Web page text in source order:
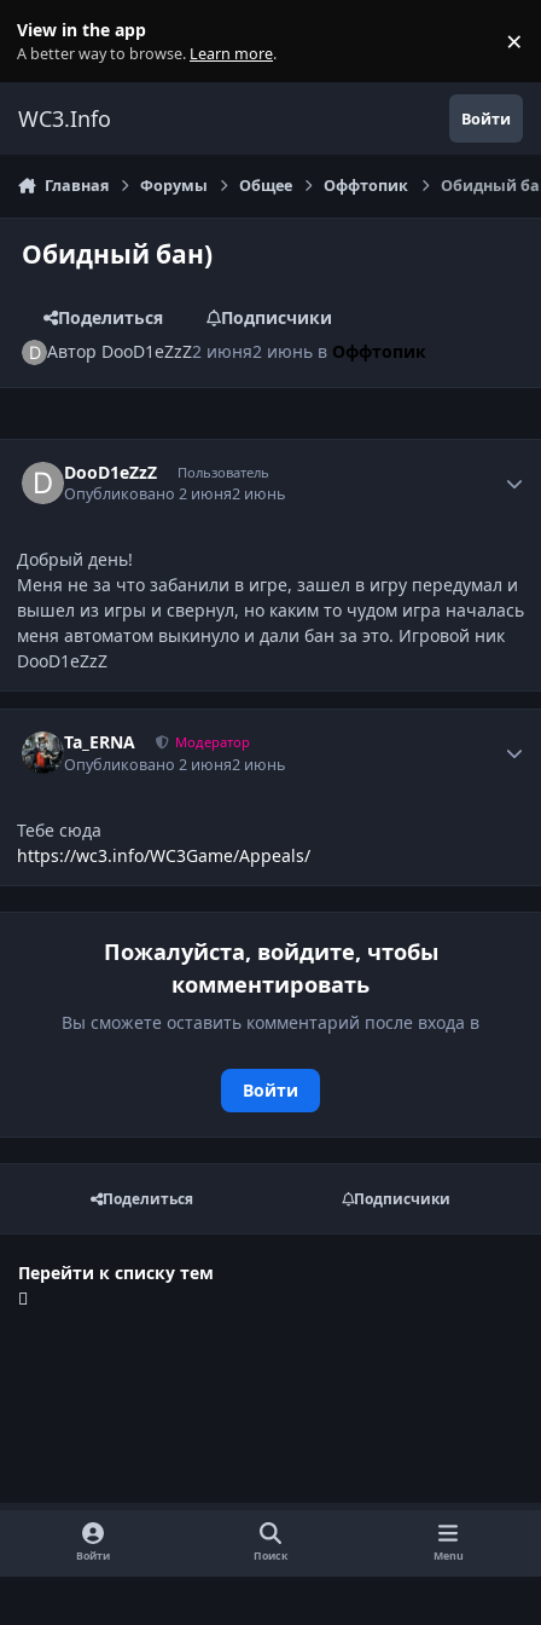
View in the app
A better way to browse. Learn more. ×
WC3.Info Войти
Главная Форумы Общее Оффтопик Обидный
Обидный бан)
Поделиться
Подписчики
Автор DooD1eZzZ2 июня2 июнь в Оффтопик
DooD1eZzZ Пользователь
Опубликовано2 июня2 июнь
Добрый день!
Меня не за что забанили в игре, зашел в игру передумал и
вышел из игры и свернул, но каким то чудом игра началась
меня автоматом выкинуло и дали бан за это. Игровой ник
DooD1eZzZ
Ta_ERNA Модератор
Опубликовано2 июня2 июнь
Тебе сюда
https://wc3.info/WC3Game/Appeals/
Пожалуйста, войдите, чтобы
комментировать
Вы сможете оставить комментарий после входа в
Войти
Поделиться Подписчики
Перейти к списку тем
Обратная связь Cookie-файлы
Договор оферты
Войти Поиск Menu